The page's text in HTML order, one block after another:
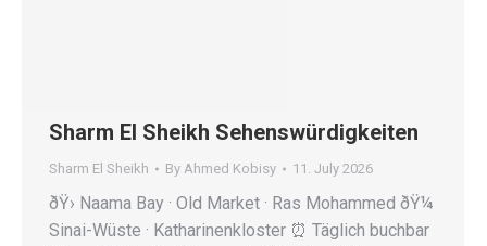
Sharm El Sheikh Sehenswürdigkeiten
Sharm El Sheikh By Ahmed Kobisy 11. July 2026
ðŸ› Naama Bay · Old Market · Ras Mohammed ðŸ¼
Sinai-Wüste · Katharinenkloster ⏰️ Täglich buchbar